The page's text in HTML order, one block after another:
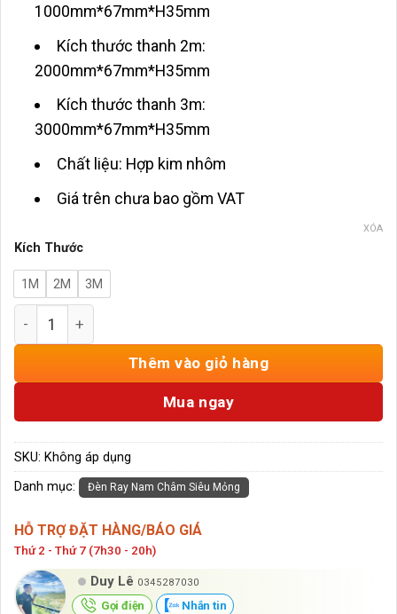
1000mm*67mm*H35mm
Kích thước thanh 2m:
2000mm*67mm*H35mm
Kích thước thanh 3m:
3000mm*67mm*H35mm
Chất liệu: Hợp kim nhôm
Giá trên chưa bao gồm VAT
Kích Thước
1M 2M 3M
XÓA
Thanh Ray Nam Châm Siêu Mỏng Âm Trần 1M, 2M, 3M số
Thêm vào giỏ hàng
Mua ngay
SKU: Không áp dụng
Danh mục: Đèn Ray Nam Châm Siêu Mỏng
HỖ TRỢ ĐẶT HÀNG/BÁO GIÁ
Thứ 2 - Thứ 7 (7h30 - 20h)
Duy Lê 0345287030
Gọi điện Nhắn tin